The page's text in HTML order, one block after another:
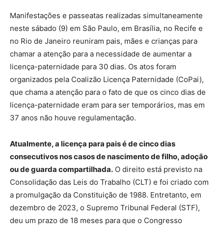
Manifestações e passeatas realizadas simultaneamente
neste sábado (9) em São Paulo, em Brasília, no Recife e
no Rio de Janeiro reuniram pais, mães e crianças para
chamar a atenção para a necessidade de aumentar a
licença-paternidade para 30 dias. Os atos foram
organizados pela Coalizão Licença Paternidade (CoPai),
que chama a atenção para o fato de que os cinco dias de
licença-paternidade eram para ser temporários, mas em
37 anos não houve regulamentação.
Atualmente, a licença para pais é de cinco dias
consecutivos nos casos de nascimento de filho, adoção
ou de guarda compartilhada. O direito está previsto na
Consolidação das Leis do Trabalho (CLT) e foi criado com
a promulgação da Constituição de 1988. Entretanto, em
dezembro de 2023, o Supremo Tribunal Federal (STF),
deu um prazo de 18 meses para que o Congresso